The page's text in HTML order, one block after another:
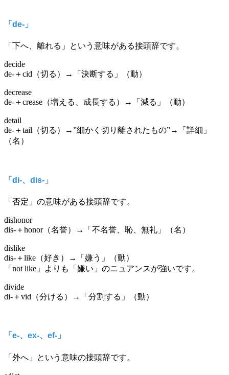
「de-」
「下へ、離れる」という意味がある接頭辞です。
decide
de-＋cid（切る）→「決断する」（動）
decrease
de-＋crease（増える、成長する）→「減る」（動）
detail
de-＋tail（切る）→”細かく切り離されたもの”→「詳細」
（名）
「di-、dis-」
「否定」の意味がある接頭辞です。
dishonor
dis-＋honor（名誉）→「不名誉、恥、無礼」（名）
dislike
dis-＋like（好き）→「嫌う」（動）
「not like」よりも「嫌い」のニュアンスが強いです。
divide
di-＋vid（分ける）→「分割する」（動）
「e-、ex-、ef-」
「外へ」という意味の接頭辞です。